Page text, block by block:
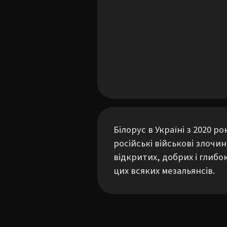
Білорус в Україні з 2020
російські військові
відкритих, добрих і
цих всяких мезальянсів.